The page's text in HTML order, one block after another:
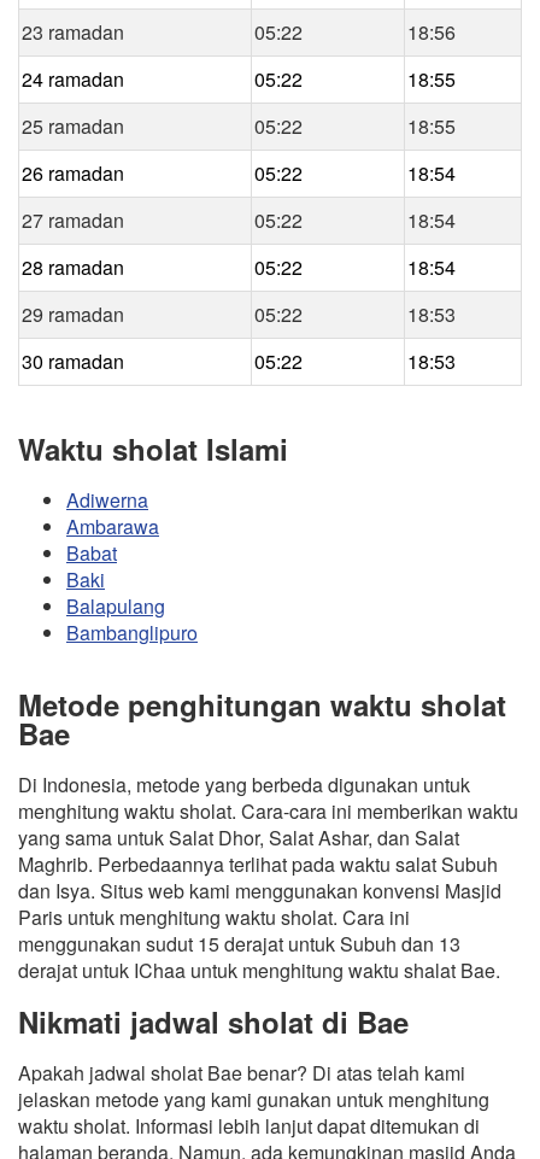
23 ramadan
05:22
18:56
24 ramadan
05:22
18:55
25 ramadan
05:22
18:55
26 ramadan
05:22
18:54
27 ramadan
05:22
18:54
28 ramadan
05:22
18:54
29 ramadan
05:22
18:53
30 ramadan
05:22 18:53
Waktu sholat Islami
Adiwerna
Ambarawa
Babat
Baki
Balapulang
Bambanglipuro
Metode penghitungan waktu sholat
Bae
Di Indonesia, metode yang berbeda digunakan untuk
menghitung waktu sholat. Cara-cara ini memberikan waktu
yang sama untuk Salat Dhor, Salat Ashar, dan Salat
Maghrib. Perbedaannya terlihat pada waktu salat Subuh
dan Isya. Situs web kami menggunakan konvensi Masjid
Paris untuk menghitung waktu sholat. Cara ini
menggunakan sudut 15 derajat untuk Subuh dan 13
derajat untuk IChaa untuk menghitung waktu shalat Bae.
Nikmati jadwal sholat di Bae
Apakah jadwal sholat Bae benar? Di atas telah kami
jelaskan metode yang kami gunakan untuk menghitung
waktu sholat. Informasi lebih lanjut dapat ditemukan di
halaman beranda. Namun, ada kemungkinan masjid Anda